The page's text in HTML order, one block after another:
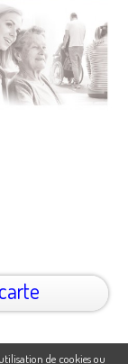
de cookies ou